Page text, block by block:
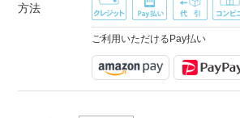
方法
ご利用いただけるPay払い